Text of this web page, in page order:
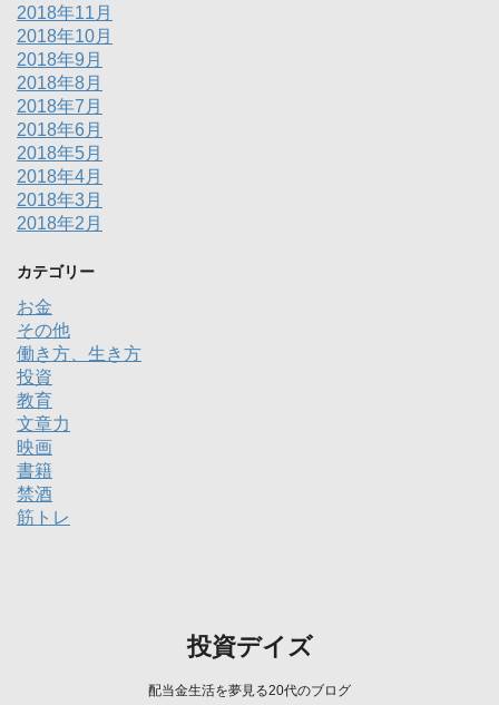
2018年11月
2018年10月
2018年9月
2018年8月
2018年7月
2018年6月
2018年5月
2018年4月
2018年3月
2018年2月
カテゴリー
お金
その他
働き方、生き方
投資
教育
文章力
映画
書籍
禁酒
筋トレ
投資デイズ
配当金生活を夢見る20代のブログ